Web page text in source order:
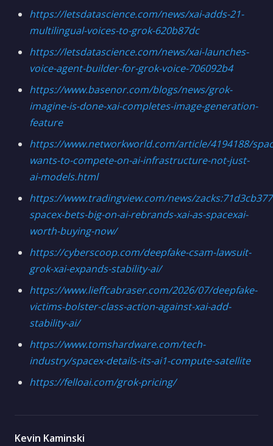
https://letsdatascience.com/news/xai-adds-21-
multilingual-voices-to-grok-620b87dc
https://letsdatascience.com/news/xai-launches-
voice-agent-builder-for-grok-voice-706092b4
https://www.basenor.com/blogs/news/grok-
imagine-is-done-xai-completes-image-generation-
feature
https://www.networkworld.com/article/4194188/
wants-to-compete-on-ai-infrastructure-not-just-
ai-models.html
https://www.tradingview.com/news/
spacex-bets-big-on-ai-rebrands-xai-as-spacexai-
worth-buying-now/
https://cyberscoop.com/deepfake-csam-lawsuit-
grok-xai-expands-stability-ai/
https://www.lieffcabraser.com/2026/07/deepfake-
victims-bolster-class-action-against-xai-add-
stability-ai/
https://www.tomshardware.com/tech-
industry/spacex-details-its-ai1-compute-satellite
https://felloai.com/grok-pricing/
Kevin Kaminski